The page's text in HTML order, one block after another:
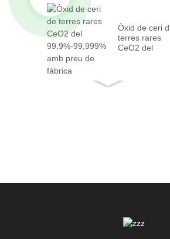
Òxid de ceri de
terres rares
CeO2 del